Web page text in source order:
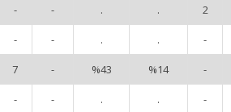
- - . . 2
- - . . -
7 - %43 %14 -
- - . . -